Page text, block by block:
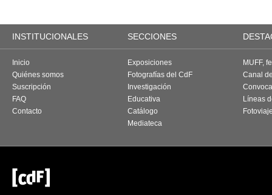
INSTITUCIONALES SECCIONES
Inicio
Quiénes somos
Suscripción
FAQ
Contacto
Exposiciones
Fotografías del CdF
Investigación
Educativa
Catálogo
Mediateca
MUFF,
Canal
Líneas